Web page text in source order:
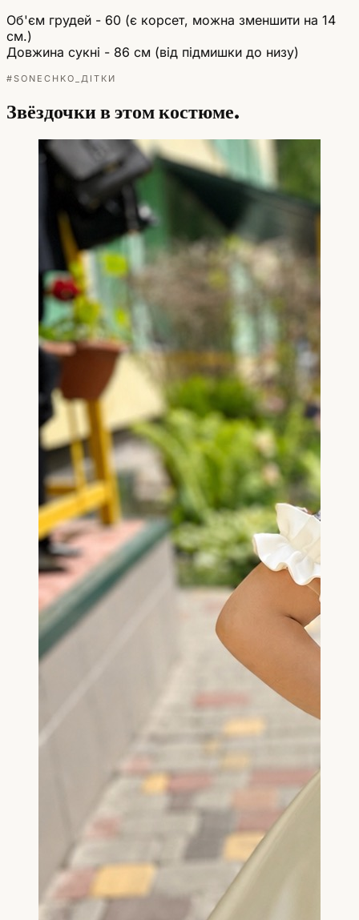
Об'єм грудей - 60 (є корсет, можна зменшити на 14
см.)
Довжина сукні - 86 см (від підмишки до низу)
#SONECHKO_ДІТКИ
Звёздочки в этом костюме.